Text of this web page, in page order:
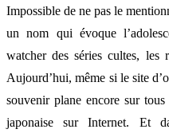
Impossible de ne pas le
un nom qui évoque
watcher des séries cultes, les
Aujourd’hui, même si le site
souvenir plane encore sur
japonaise sur Internet. Et